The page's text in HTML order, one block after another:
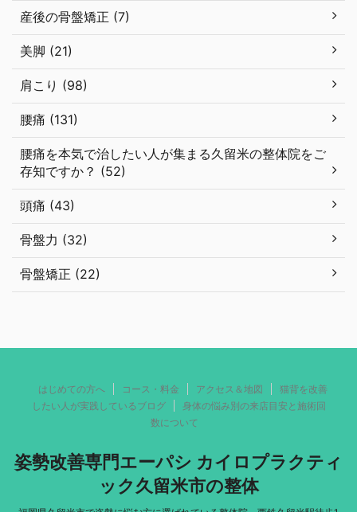
産後の骨盤矯正 (7)
美脚 (21)
肩こり (98)
腰痛 (131)
腰痛を本気で治したい人が集まる久留米の整体院をご
存知ですか？ (52)
頭痛 (43)
骨盤力 (32)
骨盤矯正 (22)
はじめての方へ コース・料金 アクセス＆地図
猫背を改善
したい人が実践しているブログ
身体の悩み別の来店目安と施術回
数について
姿勢改善専門エーパシ カイロプラクティ
ック久留米市の整体